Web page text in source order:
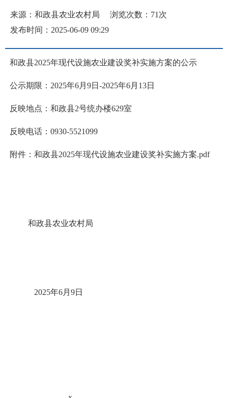
来源：和政县农业农村局 浏览次数： 71 次
发布时间：2025-06-09 09:29
和政县2025年现代设施农业建设奖补实施方案的公示
公示期限：2025年6月9日-2025年6月13日
反映地点：和政县2号统办楼629室
反映电话：0930-5521099
附件： 和政县2025年现代设施农业建设奖补实施方案.pdf
和政县农业农村局
2025年6月9日